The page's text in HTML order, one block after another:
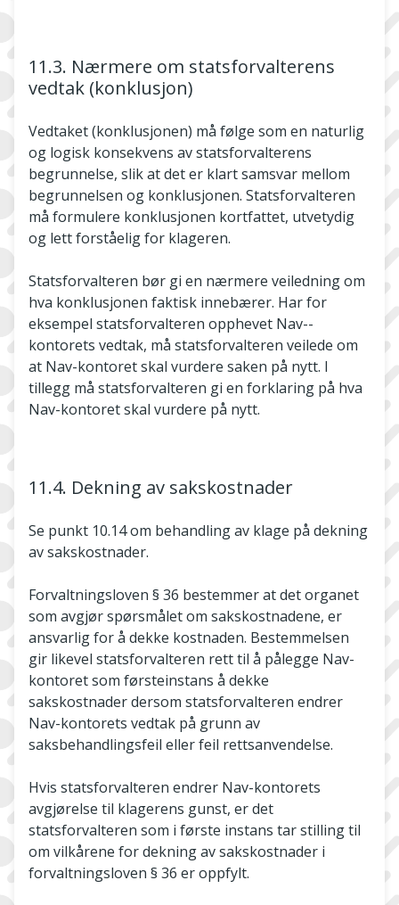
11.3. Nærmere om statsforvalterens
vedtak (konklusjon)
Vedtaket (konklusjonen) må følge som en naturlig
og logisk konsekvens av statsforvalterens
begrunnelse, slik at det er klart samsvar mellom
begrunnelsen og konklusjonen. Statsforvalteren
må formulere konklusjonen kortfattet, utvetydig
og lett forståelig for klageren.
Statsforvalteren bør gi en nærmere veiledning om
hva konklusjonen faktisk innebærer. Har for
eksempel statsforvalteren opphevet Nav-­
kontorets vedtak, må statsforvalteren veilede om
at Nav­-kontoret skal vurdere saken på nytt. I
tillegg må statsforvalteren gi en forklaring på hva
Nav-kontoret skal vurdere på nytt.
11.4. Dekning av sakskostnader
Se punkt 10.14 om behandling av klage på dekning
av sakskostnader.
Forvaltningsloven § 36 bestemmer at det organet
som avgjør spørsmålet om sakskostnadene, er
ansvarlig for å dekke kostnaden. Bestemmelsen
gir likevel statsforvalteren rett til å pålegge Nav-
kontoret som førsteinstans å dekke
sakskostnader dersom statsforvalteren endrer
Nav-kontorets vedtak på grunn av
saksbehandlingsfeil eller feil rettsanvendelse.
Hvis statsforvalteren endrer Nav-kontorets
avgjørelse til klagerens gunst, er det
statsforvalteren som i første instans tar stilling til
om vilkårene for dekning av sakskostnader i
forvaltningsloven § 36 er oppfylt.